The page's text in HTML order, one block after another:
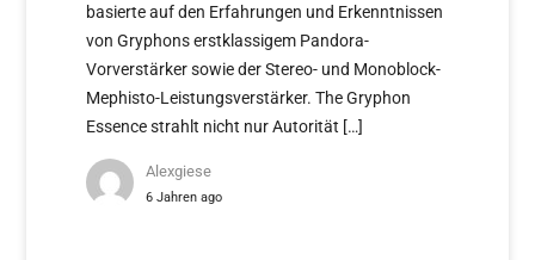
basierte auf den Erfahrungen und Erkenntnissen
von Gryphons erstklassigem Pandora-
Vorverstärker sowie der Stereo- und Monoblock-
Mephisto-Leistungsverstärker. The Gryphon
Essence strahlt nicht nur Autorität […]
Alexgiese
6 Jahren ago